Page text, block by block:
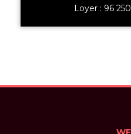
Loyer : 96